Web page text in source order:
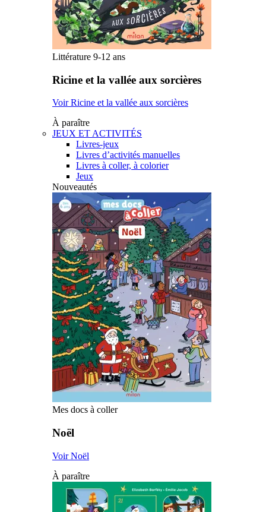
Littérature 9-12 ans
Ricine et la vallée aux sorcières
Voir Ricine et la vallée aux sorcières
À paraître
JEUX ET ACTIVITÉS
Livres-jeux
Livres d’activités manuelles
Livres à coller, à colorier
Jeux
Nouveautés
Mes docs à coller
Noël
Voir Noël
À paraître